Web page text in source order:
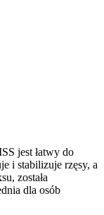
jest łatwy do
i stabilizuje rzęsy, a
została
dla osób